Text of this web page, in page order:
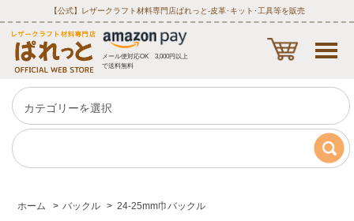
【公式】レザークラフト材料専門店ぱれっと‐皮革･キット･工具等を販売
メール便対応OK 3,000円以上
で送料無料
ホーム > バックル > 24-25mm巾バックル